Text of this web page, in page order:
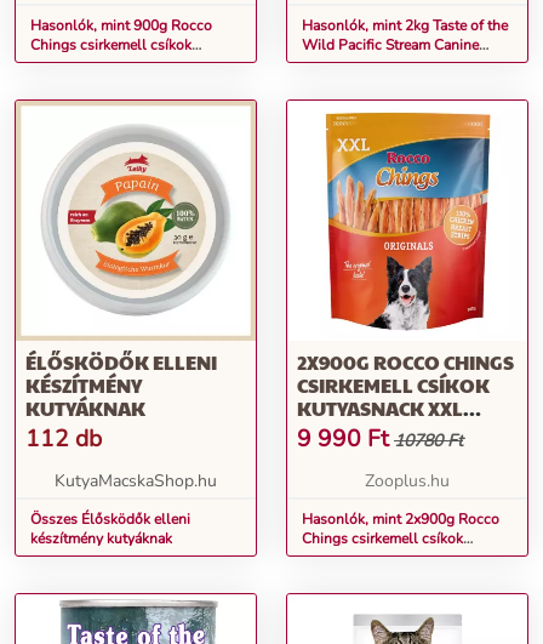
Hasonlók, mint 900g Rocco
Chings csirkemell csíkok
kutyasnack XXL csomagban
Hasonlók, mint 2kg Taste of the
Wild Pacific Stream Canine
száraz kutyatáp
ÉLŐSKÖDŐK ELLENI
KÉSZÍTMÉNY
KUTYÁKNAK
112 db
KutyaMacskaShop.hu
Összes Élősködők elleni
készítmény kutyáknak
2X900G ROCCO CHINGS
CSIRKEMELL CSÍKOK
KUTYASNACK XXL
CSOMAGBAN
9 990 Ft 10780 Ft
Zooplus.hu
Hasonlók, mint 2x900g Rocco
Chings csirkemell csíkok
kutyasnack XXL csomagban